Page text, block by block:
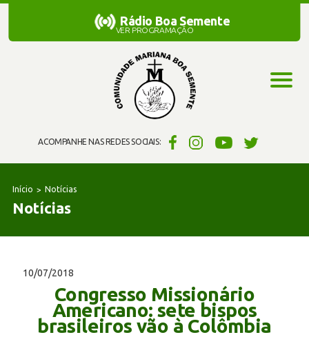
ACOMPANHE NAS REDES SOCIAIS:
Rádio Boa Semente
Rádio Boa Semente
VER PROGRAMAÇÃO
Início Notícias
Notícias
10/07/2018
Congresso Missionário
Americano: sete bispos
brasileiros vão à Colômbia